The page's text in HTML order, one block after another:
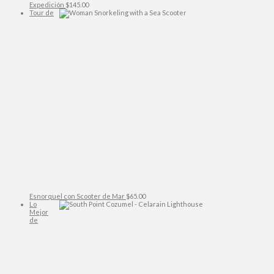
Expedición $145.00
Tour de
Esnorquel con Scooter de Mar $65.00
Lo
Mejor
de